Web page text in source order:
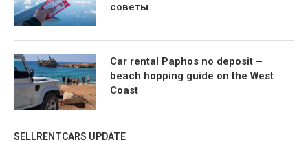
советы
Car rental Paphos no deposit –
beach hopping guide on the West
Coast
SELLRENTCARS UPDATE